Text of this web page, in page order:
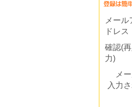
メール
ドレス
確認(再
力)
メ
入力